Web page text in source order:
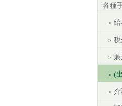
各種
(